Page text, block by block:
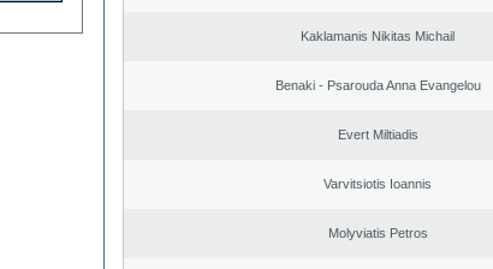
Kaklamanis Nikitas Michail
Benaki - Psarouda Anna Evangelou
Evert Miltiadis
Varvitsiotis Ioannis
Molyviatis Petros